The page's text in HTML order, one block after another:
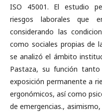
ISO 45001. El estudio
riesgos laborales que
considerando las
como sociales propias de
se analizó el ámbito
Pastaza, su función
exposición permanente a
ergonómicos, así como
de emergencias.,